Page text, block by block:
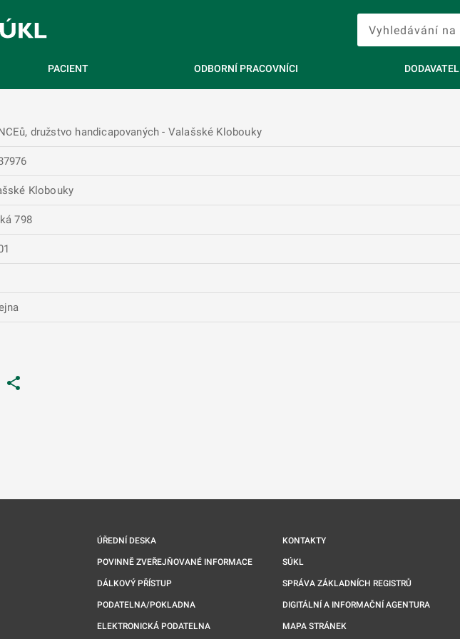
PACIENT ODBORNÍ PRACOVNÍCI DODAVATEL
družstvo handicapovaných - Valašské Klobouky
Klobouky
798
nové kartě
na nové kartě
se otevře na nové kartě
ÚŘEDNÍ DESKA
POVINNĚ ZVEŘEJŇOVANÉ INFORMACE
DÁLKOVÝ PŘÍSTUP
PODATELNA/POKLADNA
ELEKTRONICKÁ PODATELNA
KONTAKTY
SÚKL
SPRÁVA ZÁKLADNÍCH REGISTRŮ
DIGITÁLNÍ A INFORMAČNÍ AGENTURA
MAPA STRÁNEK